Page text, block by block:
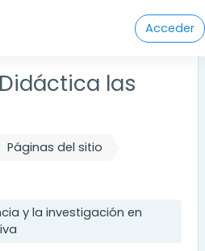
Acceder
las
Páginas del sitio
y la investigación en